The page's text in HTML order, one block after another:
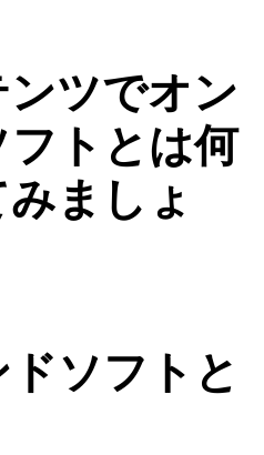
ツでオン
トとは何
ましょ
ソフトと